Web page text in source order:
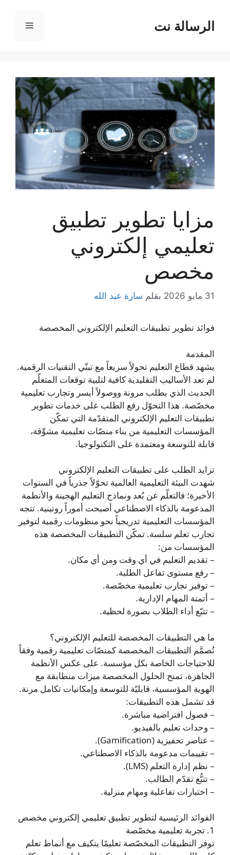
المحتوىالرسالة نت القائمة
مزايا تطوير تطبيق
تعليمي إلكتروني
مخصص
31 مايو 2026 بقلم سارة عبد الله
فوائد تطوير تطبيقات التعليم الإلكتروني المخصصة
المقدمة
يشهد قطاع التعليم تحولاً سريعاً مع تبنّي التقنيات الرقمية.
لم تعد الأساليب التقليدية كافية لتلبية توقعات المتعلّم
الحديث الذي يطلب مرونة ووصولاً أيسر وتجارب تعليمية
مخصّصة. هذا التحوّل رفع الطلب على خدمات تطوير
تطبيقات التعليم الإلكتروني المتقدّمة التي تمكّن
المؤسسات التعليمية من بناء منصّات تعليمية مشوِّقة،
قابلة للتوسعة ومعتمدة على التكنولوجيا.
تزايد الطلب على تطبيقات التعليم الإلكتروني
شهدت البيئة التعليمية العالمية تحوّلاً جذرياً في السنوات
الأخيرة؛ فالتعلّم عن بُعد ونماذج التعليم الهجينة والأنظمة
المدعومة بالذكاء الاصطناعي أصبحت أموراً روتينية. تتجه
المؤسسات التعليمية تدريجياً نحو منظومات رقمية لتوفير
تجارب تعلم سلسة. تمكّن التطبيقات المخصصة هذه
المؤسسات من:
– تقديم التعليم في أي وقت ومن أي مكان.
– رفع مستوى تفاعل الطلبة.
– توفير تجارب تعليمية مخصّصة.
– أتمتة المهام الإدارية.
– تتبّع أداء الطلاب بصورة لحظية.
ما هي التطبيقات المخصصة للتعليم الإلكتروني؟
تُصمَّم التطبيقات المخصصة كمنصّات تعليمية رقمية وفقاً
للاحتياجات الخاصة بكل مؤسسة. على عكس الأنظمة
الجاهزة، تمنح الحلول المخصصة ميزات متطابقة مع
الهوية المؤسسية، قابليّة للتوسعة وإمكانيات تكامل مرنة.
قد تشمل هذه التطبيقات:
– فصول افتراضية مباشرة.
– وحدات تعليم بالفيديو.
– عناصر تحفيزية (Gamification).
– تقييمات مدعومة بالذكاء الاصطناعي.
– نظم إدارة التعلم (LMS).
– تتبُّع تقدّم الطالب.
– اختبارات تفاعلية ومهام منزلية.
الفوائد الرئيسية لتطوير تطبيق تعليمي إلكتروني مخصص
1. تجربة تعليمية مخصّصة
توفر التطبيقات المخصّصة تعليمًا يتكيف مع أنماط تعلم